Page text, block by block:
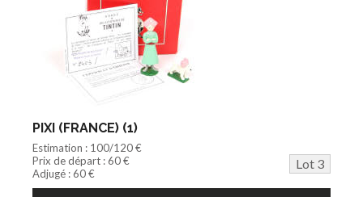
PIXI (FRANCE) (1)
Estimation : 100/120 €
Prix de départ : 60 €
Lot 3
Adjugé : 60 €